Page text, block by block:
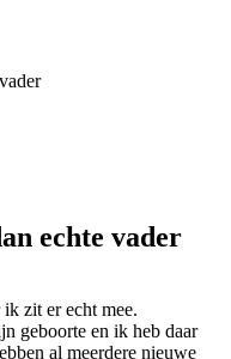
echte vader
zit er echt mee.
geboorte en ik heb daar
al meerdere nieuwe